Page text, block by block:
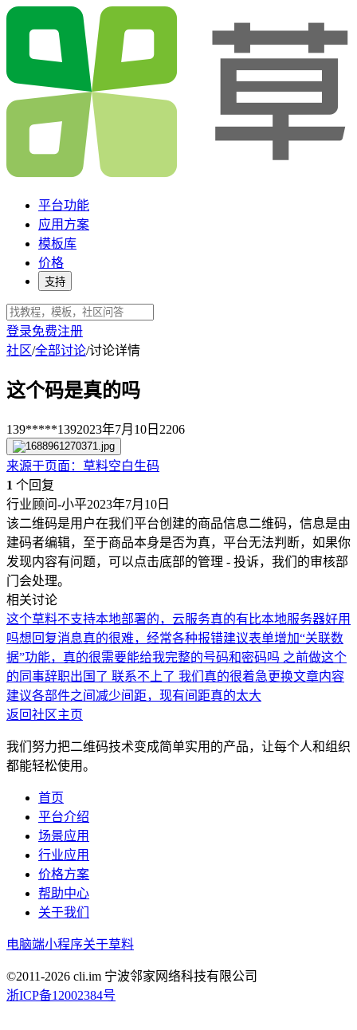
平台功能
应用方案
模板库
价格
支持
登录免费注册
社区/全部讨论/讨论详情
这个码是真的吗
139*****1392023年7月10日 2206
来源于页面 ： 草料空白生码
1 个回复
行业顾问-小平2023年7月10日
该二维码是用户在我们平台创建的商品信息二维码，信息是由
建码者编辑，至于商品本身是否为真，平台无法判断，如果你
发现内容有问题，可以点击底部的管理 - 投诉，我们的审核部
门会处理。
相关讨论
这个草料不支持本地部署的，云服务真的有比本地服务器好用
吗想回复消息真的很难，经常各种报错建议表单增加“关联数
据”功能，真的很需要能给我完整的号码和密码吗 之前做这个
的同事辞职出国了 联系不上了 我们真的很着急更换文章内容
建议各部件之间减少间距，现有间距真的太大
返回社区主页
我们努力把二维码技术变成简单实用的产品，让每个人和组织
都能轻松使用。
首页
平台介绍
场景应用
行业应用
价格方案
帮助中心
关于我们
电脑端小程序关于草料
©2011-2026 cli.im 宁波邻家网络科技有限公司
浙ICP备12002384号